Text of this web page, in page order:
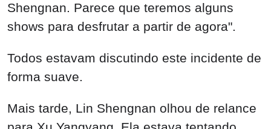
Shengnan. Parece que teremos alguns
shows para desfrutar a partir de agora".
Todos estavam discutindo este incidente de
forma suave.
Mais tarde, Lin Shengnan olhou de relance